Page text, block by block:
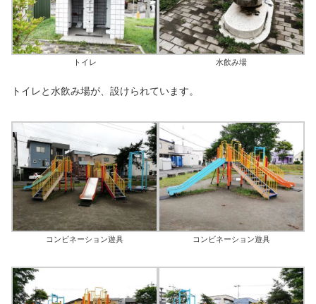
トイレ 水飲み場
トイレと水飲み場が、設けられています。
コンビネーション遊具 コンビネーション遊具